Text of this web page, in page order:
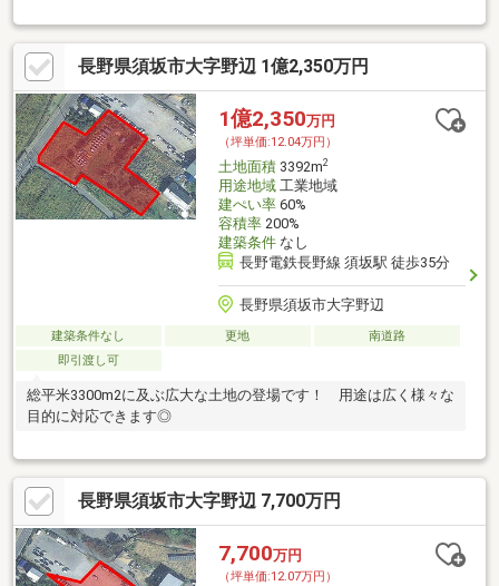
長野県須坂市大字野辺 1億2,350万円
1億2,350万円
（坪単価:12.04万円）
土地面積3392m2
用途地域工業地域
建ぺい率60%
容積率200%
建築条件なし
長野電鉄長野線 須坂駅 徒歩35分
長野県須坂市大字野辺
建築条件なし 更地
南道路
即引渡し可
総平米3300m2に及ぶ広大な土地の登場です！ 用途は広く様々な
目的に対応できます◎
長野県須坂市大字野辺 7,700万円
7,700万円
（坪単価:12.07万円）